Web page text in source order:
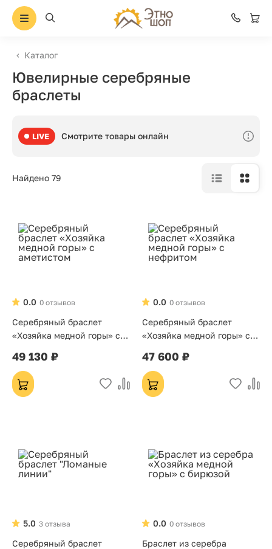
Каталог
Ювелирные серебряные
браслеты
LIVE Смотрите товары онлайн
Найдено 79
0 отзывов
0.0
Серебряный браслет
«Хозяйка медной горы» с
49 130 ₽
0 отзывов
0.0
Серебряный браслет
«Хозяйка медной горы» с
47 600 ₽
3 отзыва
5.0
Серебряный браслет
0 отзывов
0.0
Браслет из серебра